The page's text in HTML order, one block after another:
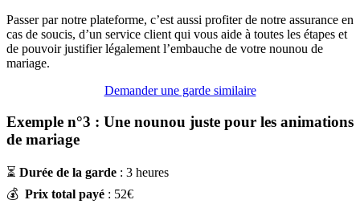
Passer par notre plateforme, c’est aussi profiter de notre assurance en
cas de soucis, d’un service client qui vous aide à toutes les étapes et
de pouvoir justifier légalement l’embauche de votre nounou de
mariage.
Demander une garde similaire
Exemple n°3 : Une nounou juste pour les animations
de mariage
⏳ Durée de la garde : 3 heures
💰 Prix total payé : 52€